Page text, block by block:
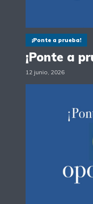
¡Ponte a prueba!
¡Ponte a
12 junio, 2026